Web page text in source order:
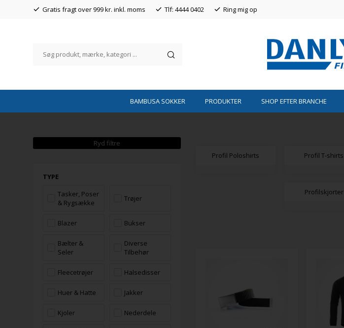
Gratis fragt over 999 kr. inkl. moms Tlf: 4444 0402 Ring mig op
BAMBUSA SOKKER PRODUKTER SHOP EFTER BRANCHE
Ryd filtre
TYPE
Tasker, Poser
& Rygsække
Trøjer
Blazer Bukser
Bælter &
Seler
Diverse
Tilbehør
Fleecetrøjer Halsedisser
Huer & Hatte Jakker
Kjoler Nederdele
Profil Poloshirts Profil T-shirts
Profilskjorter